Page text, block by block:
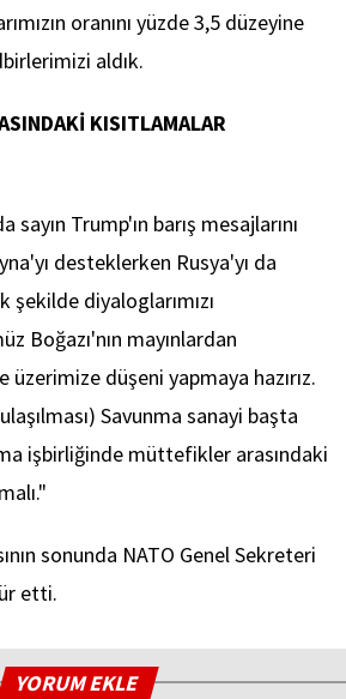
oranını yüzde 3,5 düzeyine
aldık.
KISITLAMALAR
sayın Trump'ın barış mesajlarını
desteklerken Rusya'yı da
şekilde diyaloglarımızı
Boğazı'nın mayınlardan
düşeni yapmaya hazırız.
Savunma sanayi başta
işbirliğinde müttefikler arasındaki
sonunda NATO Genel Sekreteri
etti.
YORUM EKLE